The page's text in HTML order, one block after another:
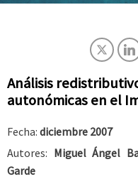
Análisis
autonómicas en el
Fecha: diciembre 2007
Autores: Miguel Ángel
Garde